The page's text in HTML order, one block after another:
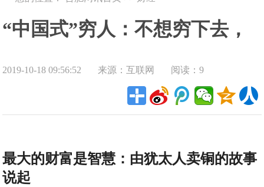
“中国式”穷人：不想穷下去，
不妨试试犹太人"卖铜"的方法
2019-10-18 09:56:52 来源：互联网 阅读：9
最大的财富是智慧：由犹太人卖铜的故事
说起